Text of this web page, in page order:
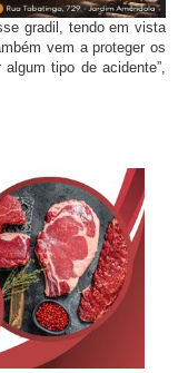
gradil, tendo em vista
vem a proteger os
tipo de acidente”,